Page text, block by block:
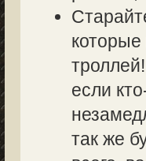
если
так же